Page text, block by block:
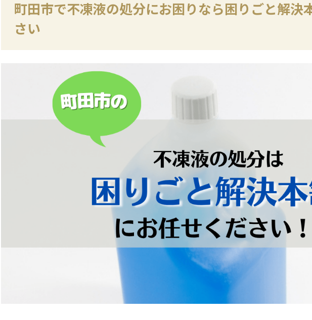
町田市で不凍液の処分にお困りなら困りごと解決
さい